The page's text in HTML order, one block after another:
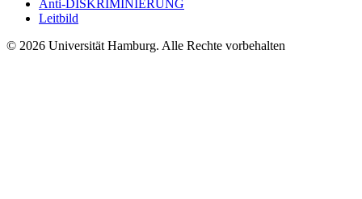
Anti-DISKRIMINIERUNG
Leitbild
© 2026 Universität Hamburg. Alle Rechte vorbehalten